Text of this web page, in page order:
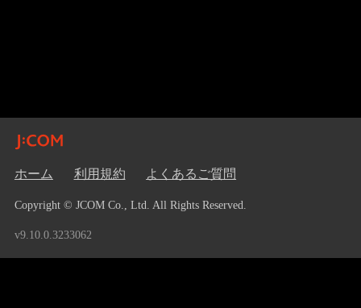
ホーム 利用規約 よくあるご質問
Copyright © JCOM Co., Ltd. All Rights Reserved.
v9.10.0.3233062